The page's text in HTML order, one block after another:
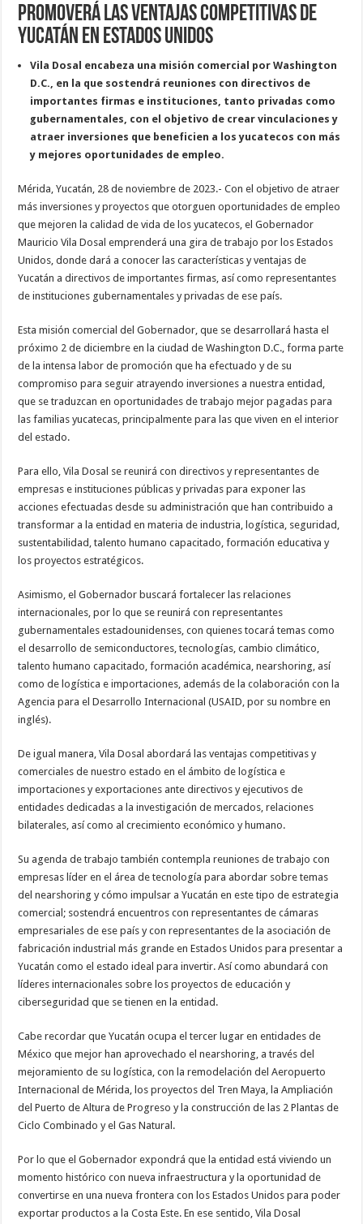
promoverá las ventajas competitivas de
Yucatán en Estados Unidos
Vila Dosal encabeza una misión comercial por Washington
D.C., en la que sostendrá reuniones con directivos de
importantes firmas e instituciones, tanto privadas como
gubernamentales, con el objetivo de crear vinculaciones y
atraer inversiones que beneficien a los yucatecos con más
y mejores oportunidades de empleo.
Mérida, Yucatán, 28 de noviembre de 2023.- Con el objetivo de atraer
más inversiones y proyectos que otorguen oportunidades de empleo
que mejoren la calidad de vida de los yucatecos, el Gobernador
Mauricio Vila Dosal emprenderá una gira de trabajo por los Estados
Unidos, donde dará a conocer las características y ventajas de
Yucatán a directivos de importantes firmas, así como representantes
de instituciones gubernamentales y privadas de ese país.
Esta misión comercial del Gobernador, que se desarrollará hasta el
próximo 2 de diciembre en la ciudad de Washington D.C., forma parte
de la intensa labor de promoción que ha efectuado y de su
compromiso para seguir atrayendo inversiones a nuestra entidad,
que se traduzcan en oportunidades de trabajo mejor pagadas para
las familias yucatecas, principalmente para las que viven en el interior
del estado.
Para ello, Vila Dosal se reunirá con directivos y representantes de
empresas e instituciones públicas y privadas para exponer las
acciones efectuadas desde su administración que han contribuido a
transformar a la entidad en materia de industria, logística, seguridad,
sustentabilidad, talento humano capacitado, formación educativa y
los proyectos estratégicos.
Asimismo, el Gobernador buscará fortalecer las relaciones
internacionales, por lo que se reunirá con representantes
gubernamentales estadounidenses, con quienes tocará temas como
el desarrollo de semiconductores, tecnologías, cambio climático,
talento humano capacitado, formación académica, nearshoring, así
como de logística e importaciones, además de la colaboración con la
Agencia para el Desarrollo Internacional (USAID, por su nombre en
inglés).
De igual manera, Vila Dosal abordará las ventajas competitivas y
comerciales de nuestro estado en el ámbito de logística e
importaciones y exportaciones ante directivos y ejecutivos de
entidades dedicadas a la investigación de mercados, relaciones
bilaterales, así como al crecimiento económico y humano.
Su agenda de trabajo también contempla reuniones de trabajo con
empresas líder en el área de tecnología para abordar sobre temas
del nearshoring y cómo impulsar a Yucatán en este tipo de estrategia
comercial; sostendrá encuentros con representantes de cámaras
empresariales de ese país y con representantes de la asociación de
fabricación industrial más grande en Estados Unidos para presentar a
Yucatán como el estado ideal para invertir. Así como abundará con
líderes internacionales sobre los proyectos de educación y
ciberseguridad que se tienen en la entidad.
Cabe recordar que Yucatán ocupa el tercer lugar en entidades de
México que mejor han aprovechado el nearshoring, a través del
mejoramiento de su logística, con la remodelación del Aeropuerto
Internacional de Mérida, los proyectos del Tren Maya, la Ampliación
del Puerto de Altura de Progreso y la construcción de las 2 Plantas de
Ciclo Combinado y el Gas Natural.
Por lo que el Gobernador expondrá que la entidad está viviendo un
momento histórico con nueva infraestructura y la oportunidad de
convertirse en una nueva frontera con los Estados Unidos para poder
exportar productos a la Costa Este. En ese sentido, Vila Dosal